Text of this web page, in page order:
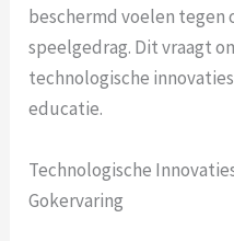
beschermd voelen
speelgedrag. Dit vraagt
technologische
educatie.
Technologische
Gokervaring